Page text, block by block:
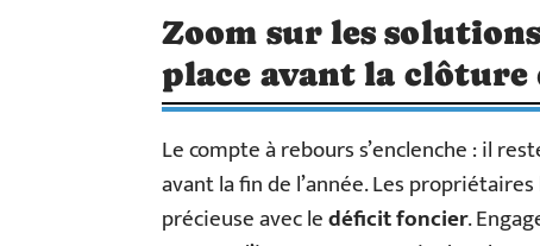
Zoom sur les
place avant la clôture
Le compte à rebours s’enclenche : il
avant la fin de l’année. Les
précieuse avec ledéficit foncier.